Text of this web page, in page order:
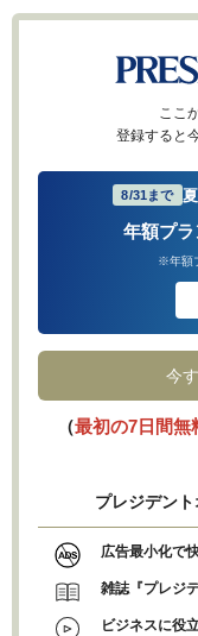
ここ
登録すると
8/31まで
年額プ
※年額
今
（最初の7日間無
プレジデン
広告最小化で
雑誌『プレジ
ビジネスに役